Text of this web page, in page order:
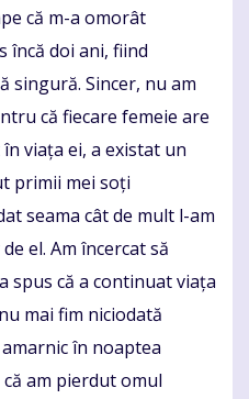
că m-a omorât
încă doi ani, fiind
singură. Sincer, nu am
că fiecare femeie are
viața ei, a existat un
primii mei soți
seama cât de mult l-am
el. Am încercat să
spus că a continuat viața
mai fim niciodată
în noaptea
am pierdut omul